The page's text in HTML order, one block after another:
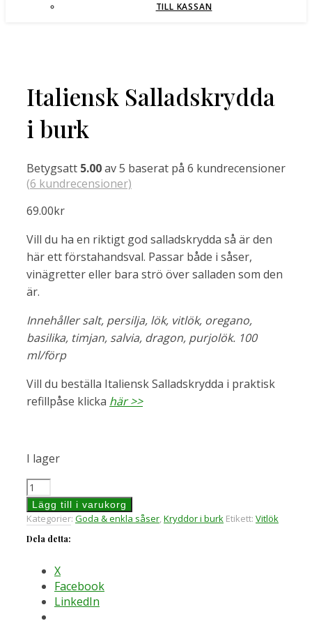
TILL KASSAN
Italiensk Salladskrydda
i burk
Betygsatt 5.00av 5 baserat på 6 kundrecensioner
(6 kundrecensioner)
69.00kr
Vill du ha en riktigt god salladskrydda så är den
här ett förstahandsval. Passar både i såser,
vinägretter eller bara strö över salladen som den
är.
Innehåller salt, persilja, lök, vitlök, oregano,
basilika, timjan, salvia, dragon, purjolök. 100
ml/förp
Vill du beställa Italiensk Salladskrydda i praktisk
refillpåse klicka här >>
I lager
Italiensk
Salladskrydda
i
burk
mängd
Lägg till i varukorg
Kategorier: Goda & enkla såser Kryddor i burk Etikett: Vitlök
Dela detta:
X
Facebook
LinkedIn